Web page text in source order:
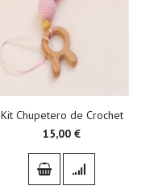
Kit Chupetero de Crochet
15,00 €